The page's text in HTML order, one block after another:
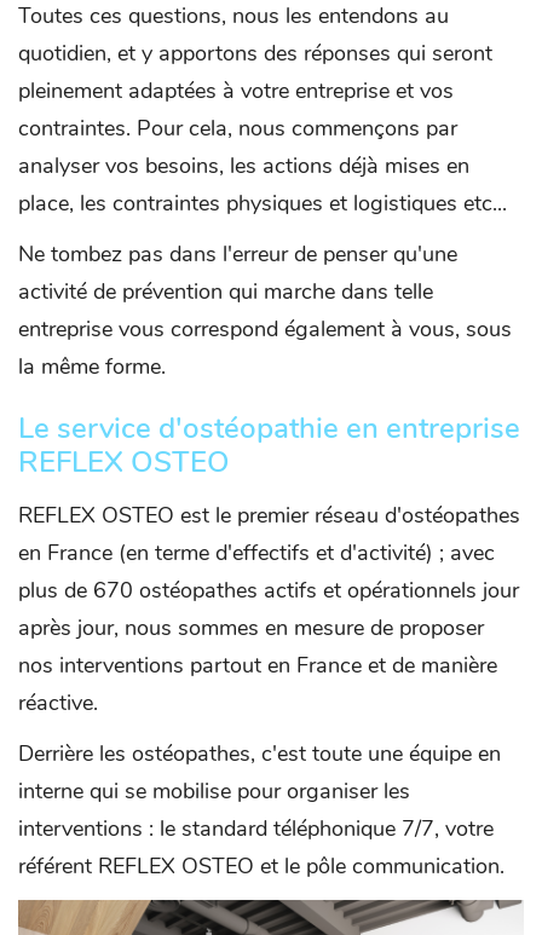
Toutes ces questions, nous les entendons au
quotidien, et y apportons des réponses qui seront
pleinement adaptées à votre entreprise et vos
contraintes. Pour cela, nous commençons par
analyser vos besoins, les actions déjà mises en
place, les contraintes physiques et logistiques etc...
Ne tombez pas dans l'erreur de penser qu'une
activité de prévention qui marche dans telle
entreprise vous correspond également à vous, sous
la même forme.
Le service d'ostéopathie en entreprise
REFLEX OSTEO
REFLEX OSTEO est le premier réseau d'ostéopathes
en France (en terme d'effectifs et d'activité) ; avec
plus de 670 ostéopathes actifs et opérationnels jour
après jour, nous sommes en mesure de proposer
nos interventions partout en France et de manière
réactive.
Derrière les ostéopathes, c'est toute une équipe en
interne qui se mobilise pour organiser les
interventions : le standard téléphonique 7/7, votre
référent REFLEX OSTEO et le pôle communication.